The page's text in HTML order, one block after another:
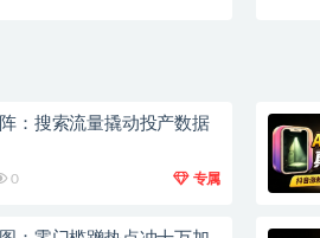
：搜索流量撬动投产数据
0 专属